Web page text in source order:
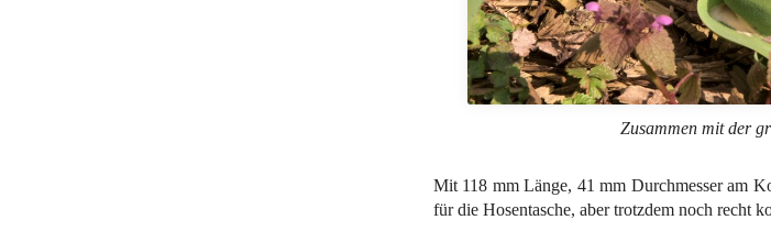
Zusammen mit der
Mit 118 mm Länge, 41 mm Durchmesser am
für die Hosentasche, aber trotzdem noch recht